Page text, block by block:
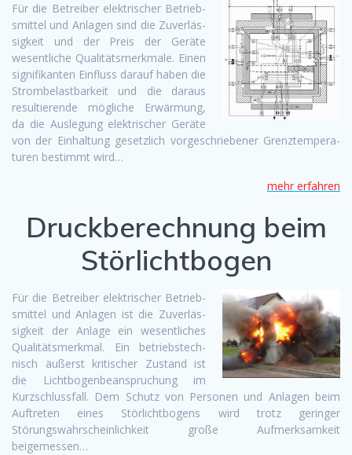
Für die Betreiber elek­trisch­er Betrieb­
smit­tel und Anla­gen sind die Zuver­läs­
sigkeit und der Preis der Geräte
wesentliche Qual­itätsmerk­male. Einen
sig­nifikan­ten Ein­fluss darauf haben die
Strombe­last­barkeit und die daraus
resul­tierende mögliche Erwär­mung,
da die Ausle­gung elek­trisch­er Geräte
von der Ein­hal­tung geset­zlich vorgeschrieben­er Gren­ztem­per­a­
turen bes­timmt wird…
mehr erfahren
Druckberechnung beim
Störlichtbogen
Für die Betreiber elek­trisch­er Betrieb­
smit­tel und Anla­gen ist die Zuver­läs­
sigkeit der Anlage ein wesentlich­es
Qual­itätsmerk­mal. Ein betrieb­stech­
nisch äußerst kri­tis­ch­er Zus­tand ist
die Licht­bo­gen­beanspruchung im
Kurz­schlussfall. Dem Schutz von Per­so­n­en und Anla­gen beim
Auftreten eines Stör­licht­bo­gens wird trotz geringer
Störungswahrschein­lichkeit große Aufmerk­samkeit
beigemessen…